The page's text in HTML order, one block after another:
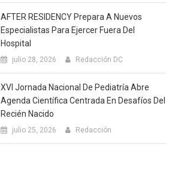
AFTER RESIDENCY Prepara A Nuevos
Especialistas Para Ejercer Fuera Del
Hospital
julio 28, 2026 Redacción DC
XVI Jornada Nacional De Pediatría Abre
Agenda Científica Centrada En Desafíos Del
Recién Nacido
julio 25, 2026 Redacción